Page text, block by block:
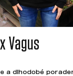
Vagus
a dlhodobé